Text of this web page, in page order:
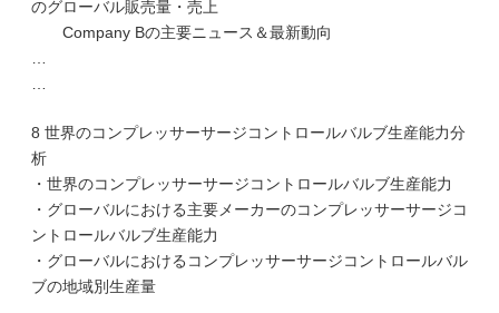
のグローバル販売量・売上
Company Bの主要ニュース＆最新動向
8 世界のコンプレッサーサージコントロールバルブ生産能力分
析
・世界のコンプレッサーサージコントロールバルブ生産能力
・グローバルにおける主要メーカーのコンプレッサーサージコ
ントロールバルブ生産能力
・グローバルにおけるコンプレッサーサージコントロールバル
ブの地域別生産量